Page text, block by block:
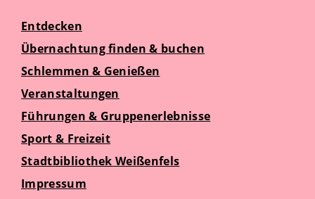
Entdecken
Übernachtung finden & buchen
Schlemmen & Genießen
Veranstaltungen
Führungen & Gruppenerlebnisse
Sport & Freizeit
Stadtbibliothek Weißenfels
Impressum